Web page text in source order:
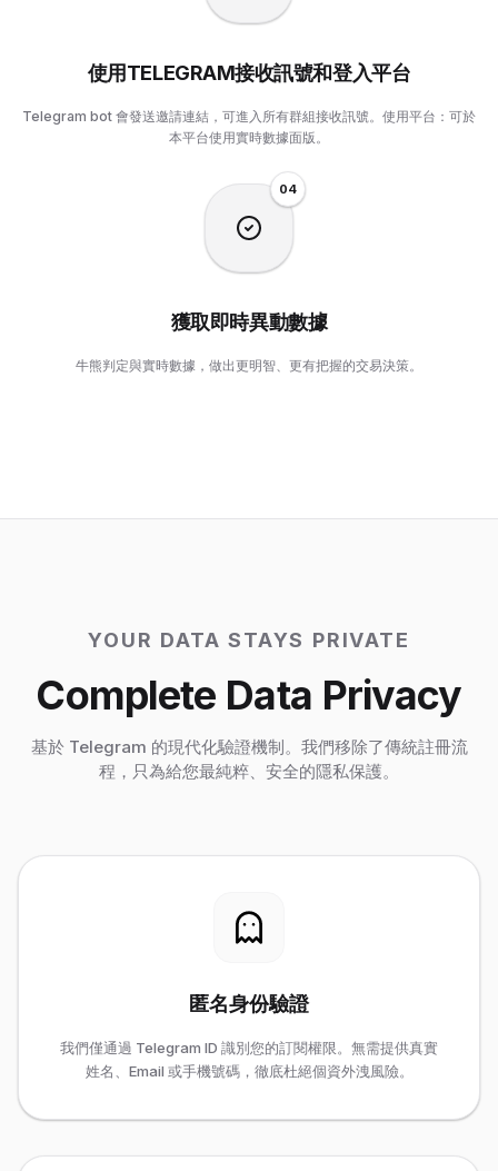
使用TELEGRAM接收訊號和登入平台
Telegram bot 會發送邀請連結，可進入所有群組接收訊號。使用平台：可於
本平台使用實時數據面版。
04
獲取即時異動數據
牛熊判定與實時數據，做出更明智、更有把握的交易決策。
YOUR DATA STAYS PRIVATE
Complete Data Privacy
基於 Telegram 的現代化驗證機制。我們移除了傳統註冊流
程，只為給您最純粹、安全的隱私保護。
匿名身份驗證
我們僅通過 Telegram ID 識別您的訂閱權限。無需提供真實
姓名、Email 或手機號碼，徹底杜絕個資外洩風險。